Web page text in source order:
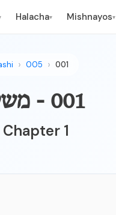
Halacha▾ Mishnayos▾
005 001
001 - משלי פרק א
1